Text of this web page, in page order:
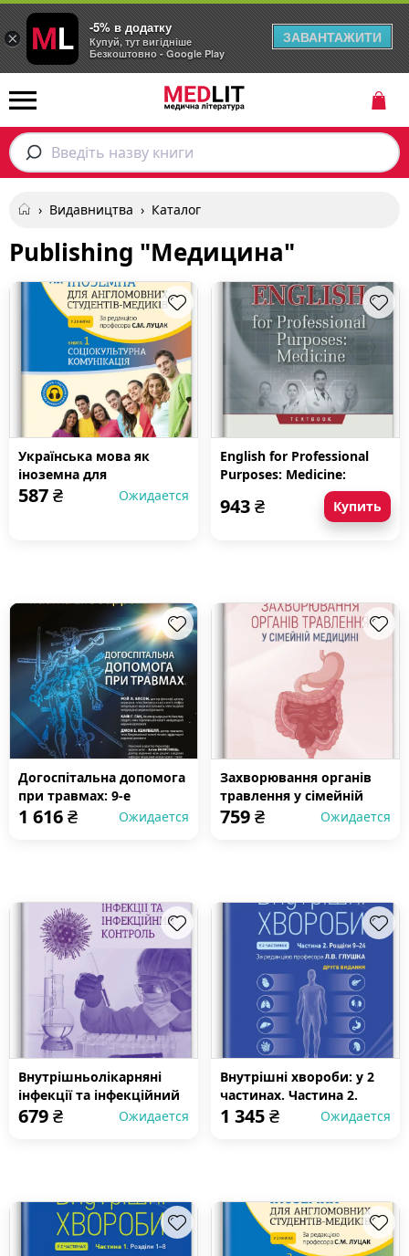
Введіть назву книги
› Видавництва › Каталог
Publishing "Медицина"
Українська мова як
іноземна для
англомовних студентів-
587₴ Ожидается
English for Professional
Purposes: Medicine:
textbook (IV a. l.)
943₴ Купить
Догоспітальна допомога
при травмах: 9-е
видання
1 616₴ Ожидается
Захворювання органів
травлення у сімейній
медицині: навчальний
759₴ Ожидается
Внутрішньолікарняні
інфекції та інфекційний
контроль: навчальний
679₴ Ожидается
Внутрішні хвороби: у 2
частинах. Частина 2.
Розділи 9—24: підручник
1 345₴ Ожидается
×
-5% в додатку
Купуй, тут вигідніше
Безкоштовно - Google Play
ЗАВАНТАЖИТИ